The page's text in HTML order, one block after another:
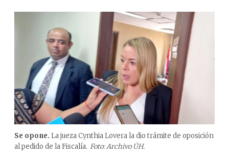
Se opone. La jueza Cynthia Lovera la dio trámite de oposición
al pedido de la Fiscalía. Foto: Archivo ÚH.